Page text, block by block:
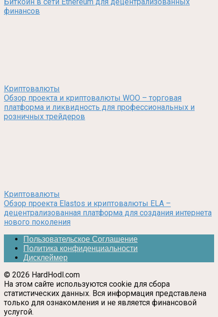
финансов
Криптовалюты
Обзор проекта и криптовалюты WOO – торговая
платформа и ликвидность для профессиональных и
розничных трейдеров
Криптовалюты
Обзор проекта Elastos и криптовалюты ELA –
децентрализованная платформа для создания интернета
нового поколения
Пользовательское Соглашение
Политика конфиденциальности
Дисклеймер
© 2026 HardHodl.com
На этом сайте используются cookie для сбора
статистических данных. Вся информация представлена
только для ознакомления и не является финансовой
услугой.